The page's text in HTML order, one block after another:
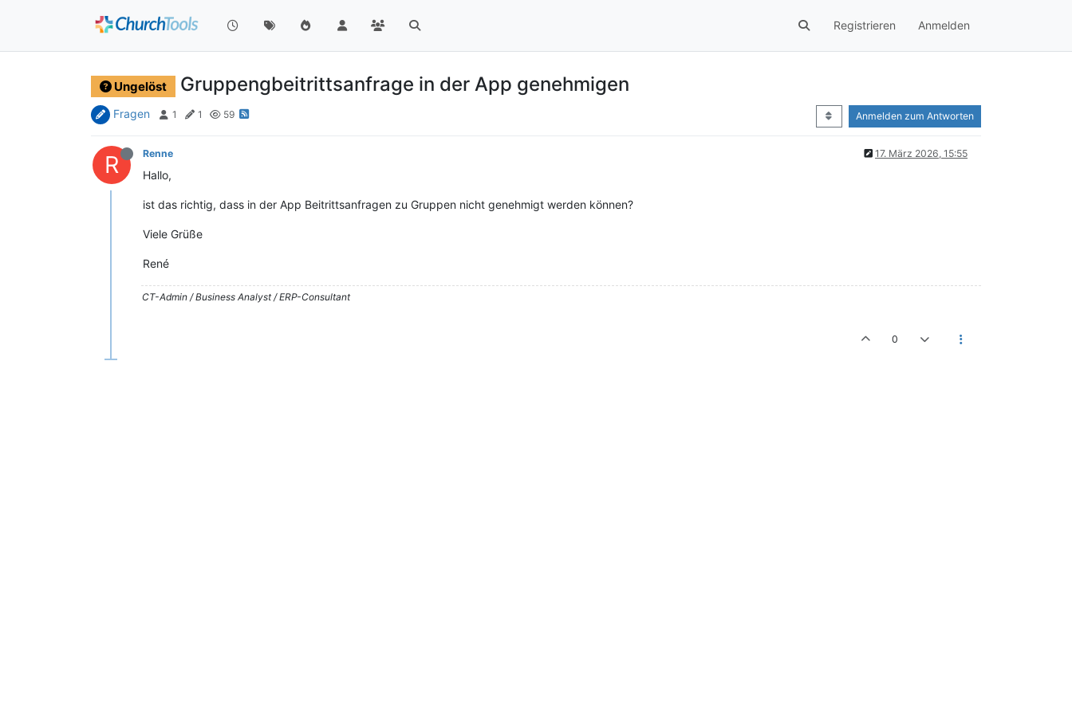
Registrieren Anmelden
Ungelöst Gruppengbeitrittsanfrage in der App genehmigen
Fragen 1 1 59 Anmelden zum Antworten
R Renne 17. März 2026, 15:55
Hallo,
ist das richtig, dass in der App Beitrittsanfragen zu Gruppen nicht genehmigt werden können?
Viele Grüße
René
CT-Admin / Business Analyst / ERP-Consultant
0